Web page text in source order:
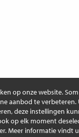
op onze website.
aanbod te verbeteren.
deze instellingen
op elk moment
Meer informatie vindt